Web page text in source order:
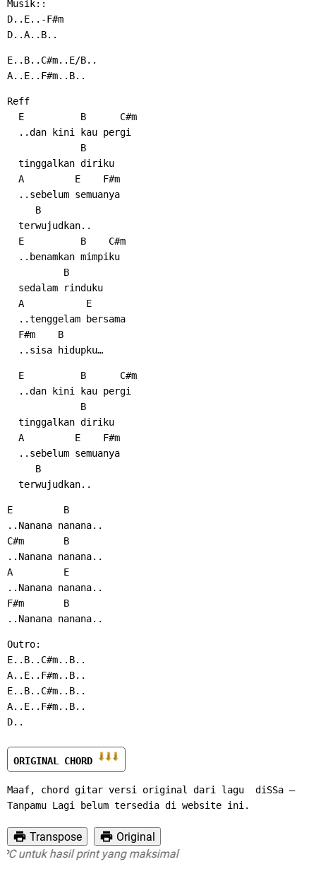
Musik::
D..E..-F#m
D..A..B..
E..B..C#m..E/B..
A..E..F#m..B..
Reff
  E          B      C#m
  ..dan kini kau pergi
             B
  tinggalkan diriku
  A         E    F#m
  ..sebelum semuanya
     B
  terwujudkan..
  E          B    C#m
  ..benamkan mimpiku
          B
  sedalam rinduku
  A           E
  ..tenggelam bersama
  F#m    B
  ..sisa hidupku…
  E          B      C#m
  ..dan kini kau pergi
             B
  tinggalkan diriku
  A         E    F#m
  ..sebelum semuanya
     B
  terwujudkan..
E         B
..Nanana nanana..
C#m       B
..Nanana nanana..
A         E
..Nanana nanana..
F#m       B
..Nanana nanana..
Outro:
E..B..C#m..B..
A..E..F#m..B..
E..B..C#m..B..
A..E..F#m..B..
D..
ORIGINAL CHORD
Maaf, chord gitar versi original dari lagu  diSSa –
Tanpamu Lagi belum tersedia di website ini.
Transpose
Original
untuk hasil print yang maksimal